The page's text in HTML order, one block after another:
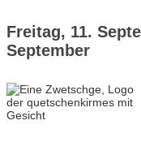
Freitag, 11.
September